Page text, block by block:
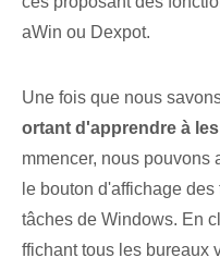
aWin ou Dexpot.
Une fois que nous
ortant d'apprendre à
mmencer, nous pouvons
le bouton d'affichage
tâches de Windows. En
ffichant tous les bureaux